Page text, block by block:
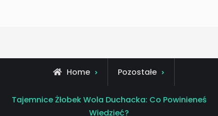
Home Pozostałe
Tajemnice Żłobek Wola Duchacka: Co Powinieneś
Wiedzieć?